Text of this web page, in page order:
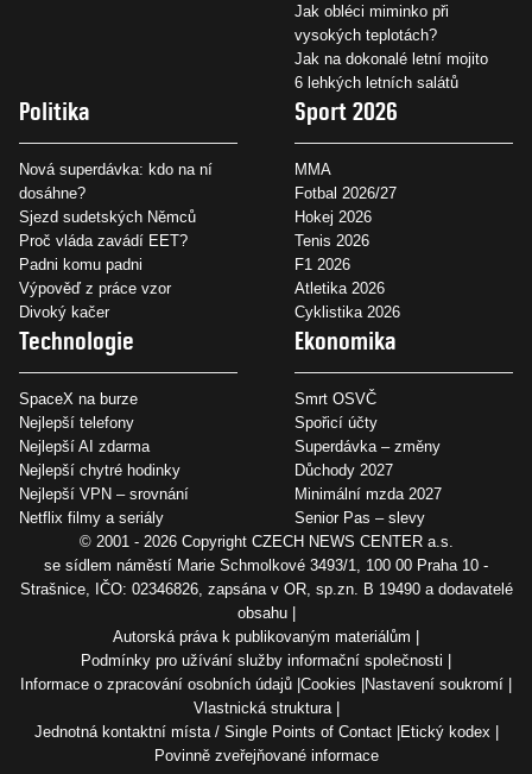
Jak obléci miminko při
vysokých teplotách?
Jak na dokonalé letní mojito
6 lehkých letních salátů
Politika
Nová superdávka: kdo na ní
dosáhne?
Sjezd sudetských Němců
Proč vláda zavádí EET?
Padni komu padni
Výpověď z práce vzor
Divoký kačer
Sport 2026
MMA
Fotbal 2026/27
Hokej 2026
Tenis 2026
F1 2026
Atletika 2026
Cyklistika 2026
Technologie
SpaceX na burze
Nejlepší telefony
Nejlepší AI zdarma
Nejlepší chytré hodinky
Nejlepší VPN – srovnání
Netflix filmy a seriály
Ekonomika
Smrt OSVČ
Spořicí účty
Superdávka – změny
Důchody 2027
Minimální mzda 2027
Senior Pas – slevy
© 2001 - 2026 Copyright CZECH NEWS CENTER a.s.
se sídlem náměstí Marie Schmolkové 3493/1, 100 00 Praha 10 -
Strašnice, IČO: 02346826, zapsána v OR, sp.zn. B 19490 a dodavatelé
obsahu
Autorská práva k publikovaným materiálům
Podmínky pro užívání služby informační společnosti
Informace o zpracování osobních údajů Cookies
Nastavení soukromí
Vlastnická struktura
Jednotná kontaktní místa / Single Points of Contact
Etický kodex
Povinně zveřejňované informace